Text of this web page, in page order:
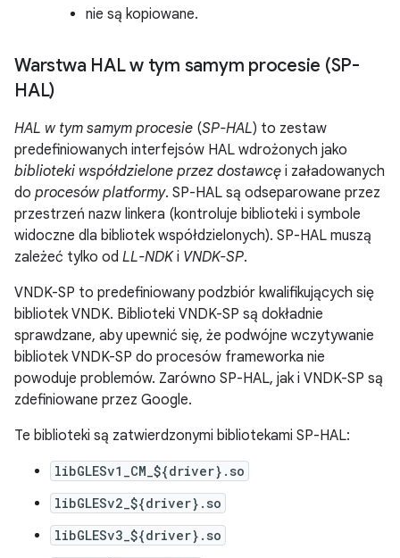
nie są kopiowane.
Warstwa HAL w tym samym procesie (SP-
HAL)
HAL w tym samym procesie (SP-HAL) to zestaw
predefiniowanych interfejsów HAL wdrożonych jako
biblioteki współdzielone przez dostawcę i załadowanych
do procesów platformy. SP-HAL są odseparowane przez
przestrzeń nazw linkera (kontroluje biblioteki i symbole
widoczne dla bibliotek współdzielonych). SP-HAL muszą
zależeć tylko od LL-NDKi VNDK-SP.
VNDK-SP to predefiniowany podzbiór kwalifikujących się
bibliotek VNDK. Biblioteki VNDK-SP są dokładnie
sprawdzane, aby upewnić się, że podwójne wczytywanie
bibliotek VNDK-SP do procesów frameworka nie
powoduje problemów. Zarówno SP-HAL, jak i VNDK-SP są
zdefiniowane przez Google.
Te biblioteki są zatwierdzonymi bibliotekami SP-HAL:
libGLESv1_CM_${driver}.so
libGLESv2_${driver}.so
libGLESv3_${driver}.so